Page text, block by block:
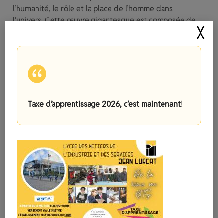
l’humanité, le rôle et la place de l’homme dans
l’univers. Cette œuvre gigantesque est composée de
x 4,4 mètres de hauteur.
LIBERTÉ (1943) – ANGERS – MUSÉE JEAN
LURÇAT
Tapisserie tissée clandestinement en 1943 dans les
Taxe d’apprentissage 2026, c’est maintenant!
╳